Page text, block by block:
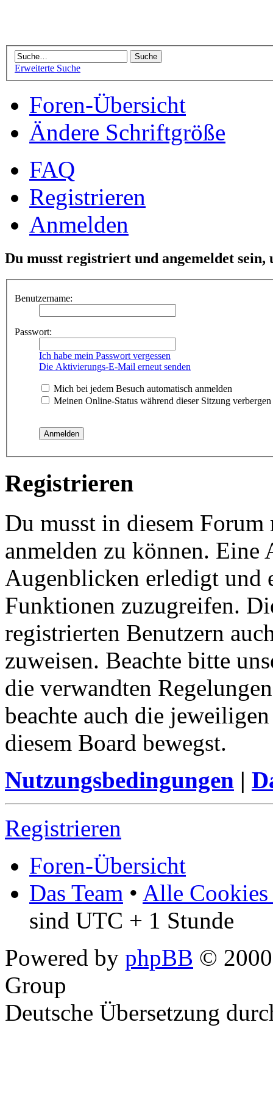
Erweiterte Suche
Foren-Übersicht
Ändere Schriftgröße
FAQ
Registrieren
Anmelden
Du musst registriert und angemeldet
Benutzername:
Passwort:
Ich habe mein Passwort vergessen
Die Aktivierungs-E-Mail erneut senden
Mich bei jedem Besuch automatisch anmelden
Meinen Online-Status während dieser Sitzung verbergen
Registrieren
Du musst in diesem
anmelden zu können.
Augenblicken erledigt und
Funktionen zuzugreifen.
registrierten Benutzern
zuweisen. Beachte bitte
die verwandten
beachte auch die
diesem Board bewegst.
Nutzungsbedingungen |
Registrieren
Foren-Übersicht
Das Team • Alle Cookies
sind UTC + 1 Stunde
Powered by phpBB ©
Group
Deutsche Übersetzung